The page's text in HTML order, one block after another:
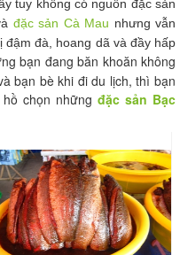
tuy không có nguồn đặc sản
đặc sản Cà Mau nhưng vẫn
đà, hoang dã và đầy hấp
bạn đang băn khoăn không
bạn bè khi đi du lịch, thì bạn
chọn những đặc sản Bạc